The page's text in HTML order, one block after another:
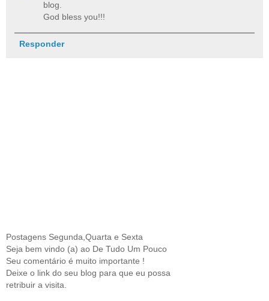
blog.
God bless you!!!
Responder
Postagens Segunda,Quarta e Sexta
Seja bem vindo (a) ao De Tudo Um Pouco
Seu comentário é muito importante !
Deixe o link do seu blog para que eu possa
retribuir a visita.